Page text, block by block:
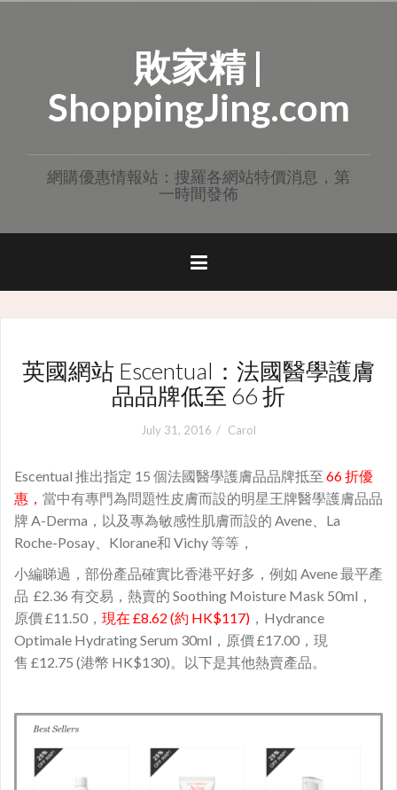
敗家精 |
ShoppingJing.com
網購優惠情報站：搜羅各網站特價消息，第
一時間發佈
英國網站 Escentual：法國醫學護膚
品品牌低至 66 折
July 31, 2016 Carol
Escentual 推出指定 15 個法國醫學護膚品品牌抵至 66 折優
惠， 當中有專門為問題性皮膚而設的明星王牌醫學護膚品品
牌 A-Derma，以及專為敏感性肌膚而設的 Avene、La
Roche-Posay、Klorane和 Vichy 等等，
小編睇過，部份產品確實比香港平好多，例如 Avene 最平產
品 £2.36 有交易，熱賣的 Soothing Moisture Mask 50ml，
原價 £11.50， 現在 £8.62 (約 HK$117) ，Hydrance
Optimale Hydrating Serum 30ml，原價 £17.00，現
售 £12.75 (港幣 HK$130)。以下是其他熱賣產品。